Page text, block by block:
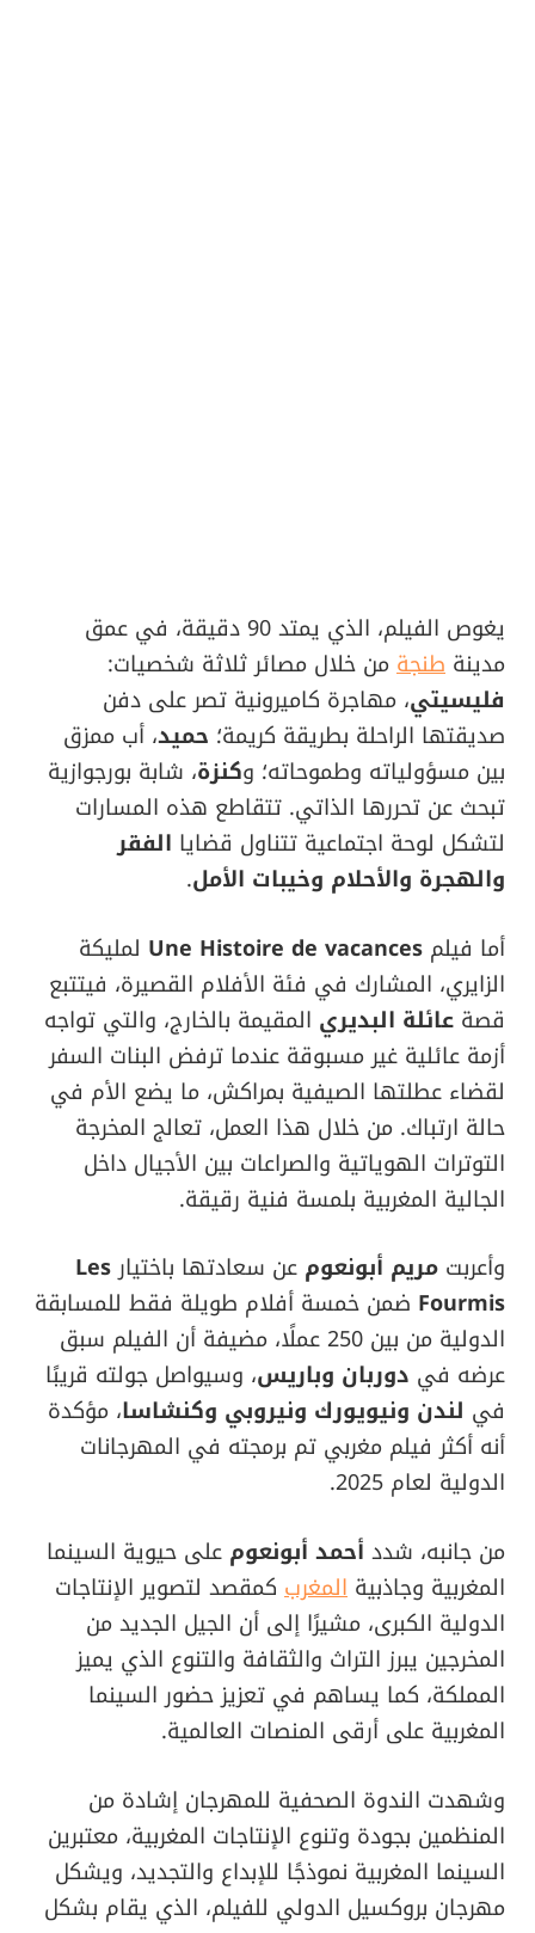
يغوص الفيلم، الذي يمتد 90 دقيقة، في عمق
مدينة طنجةمن خلال مصائر ثلاثة شخصيات:
فليسيتي، مهاجرة كاميرونية تصر على دفن
صديقتها الراحلة بطريقة كريمة؛ حميد، أب ممزق
بين مسؤولياته وطموحاته؛ وكنزة، شابة بورجوازية
تبحث عن تحررها الذاتي. تتقاطع هذه المسارات
لتشكل لوحة اجتماعية تتناول قضايا الفقر
والهجرة والأحلام وخيبات الأمل.
أما فيلم Une Histoire de vacances لمليكة
الزايري، المشارك في فئة الأفلام القصيرة، فيتتبع
قصة عائلة البديري المقيمة بالخارج، والتي تواجه
أزمة عائلية غير مسبوقة عندما ترفض البنات السفر
لقضاء عطلتها الصيفية بمراكش، ما يضع الأم في
حالة ارتباك. من خلال هذا العمل، تعالج المخرجة
التوترات الهوياتية والصراعات بين الأجيال داخل
الجالية المغربية بلمسة فنية رقيقة.
وأعربت مريم أبونعوم عن سعادتها باختيارLes
Fourmis ضمن خمسة أفلام طويلة فقط للمسابقة
الدولية من بين 250 عملًا، مضيفة أن الفيلم سبق
عرضه في دوربان وباريس، وسيواصل جولته قريبًا
في لندن ونيويورك ونيروبي وكنشاسا، مؤكدة
أنه أكثر فيلم مغربي تم برمجته في المهرجانات
الدولية لعام 2025.
من جانبه، شدد أحمد أبونعوم على حيوية السينما
المغربية وجاذبية المغرب كمقصد لتصوير الإنتاجات
الدولية الكبرى، مشيرًا إلى أن الجيل الجديد من
المخرجين يبرز التراث والثقافة والتنوع الذي يميز
المملكة، كما يساهم في تعزيز حضور السينما
المغربية على أرقى المنصات العالمية.
وشهدت الندوة الصحفية للمهرجان إشادة من
المنظمين بجودة وتنوع الإنتاجات المغربية، معتبرين
السينما المغربية نموذجًا للإبداع والتجديد، ويشكل
مهرجان بروكسيل الدولي للفيلم، الذي يقام بشكل